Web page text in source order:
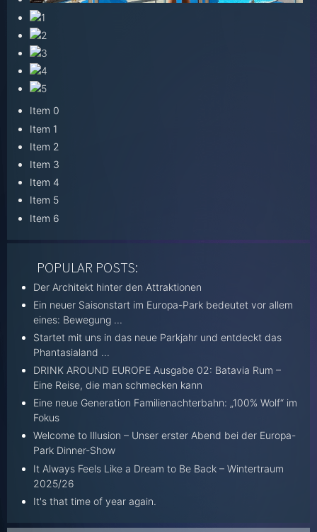
Item 0
Item 1
Item 2
Item 3
Item 4
Item 5
Item 6
POPULAR POSTS:
Der Architekt hinter den Attraktionen
Ein neuer Saisonstart im Europa-Park bedeutet vor allem
eines: Bewegung ...
Startet mit uns in das neue Parkjahr und entdeckt das
Phantasialand ...
DRINK AROUND EUROPE Ausgabe 02: Batavia Rum –
Eine Reise, die man schmecken kann
Eine neue Generation Familienachterbahn: „100% Wolf“ im
Fokus
Welcome to Illusion – Unser erster Abend bei der Europa-
Park Dinner-Show
It Always Feels Like a Dream to Be Back – Wintertraum
2025/26
It's that time of year again.